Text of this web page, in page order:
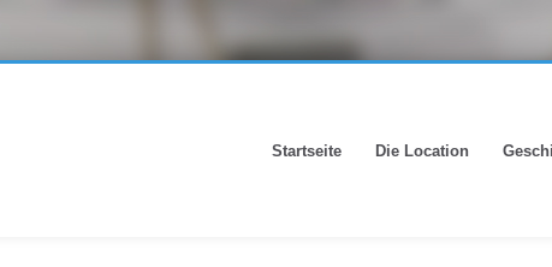
Startseite Die Location